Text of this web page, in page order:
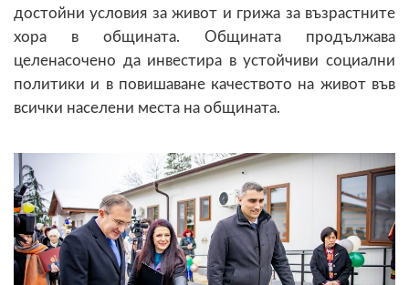
достойни условия за живот и грижа за възрастните
хора в общината. Общината продължава
целенасочено да инвестира в устойчиви социални
политики и в повишаване качеството на живот във
всички населени места на общината.